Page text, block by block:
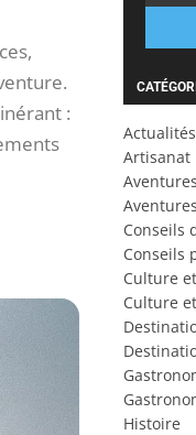
:
Actualités
Artisanat
Conseils
Conseils
Culture
Culture
Histoire